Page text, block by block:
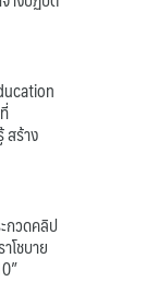
สร้าง
กวดคลิป
โชบาย